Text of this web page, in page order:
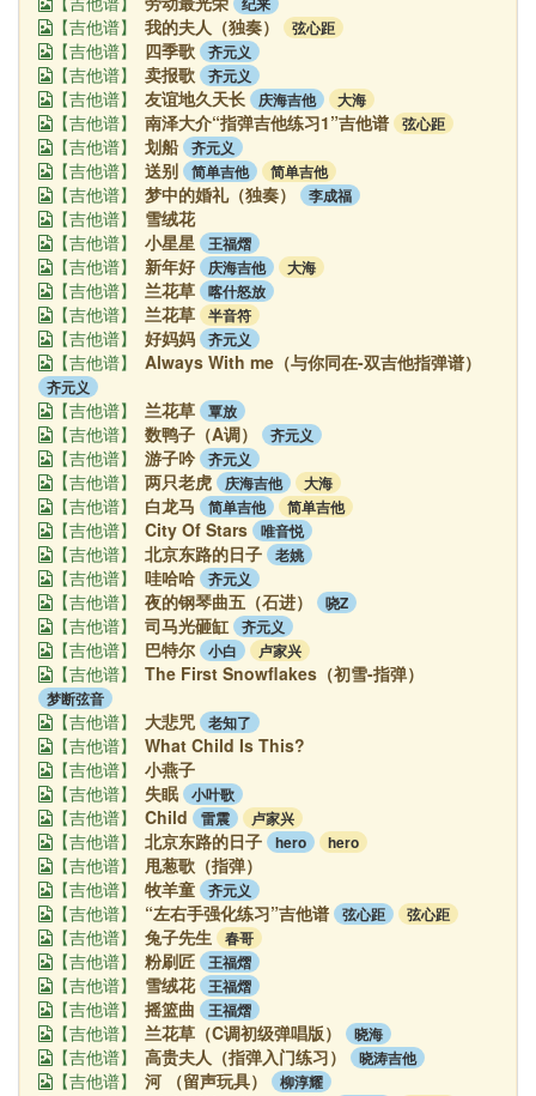
【吉他谱】
【吉他谱】 我的夫人（独奏） 弦心距
【吉他谱】 四季歌 齐元义
【吉他谱】 卖报歌 齐元义
【吉他谱】 友谊地久天长 庆海吉他 大海
【吉他谱】 南泽大介“指弹吉他练习1”吉他谱 弦心距
【吉他谱】 划船 齐元义
【吉他谱】 送别 简单吉他 简单吉他
【吉他谱】 梦中的婚礼（独奏） 李成福
【吉他谱】 雪绒花
【吉他谱】 小星星 王福熠
【吉他谱】 新年好 庆海吉他 大海
【吉他谱】 兰花草 喀什怒放
【吉他谱】 兰花草 半音符
【吉他谱】 好妈妈 齐元义
【吉他谱】 Always With me（与你同在-双吉他指弹谱）
齐元义
【吉他谱】 兰花草 覃放
【吉他谱】 数鸭子（A调） 齐元义
【吉他谱】 游子吟 齐元义
【吉他谱】 两只老虎 庆海吉他 大海
【吉他谱】 白龙马 简单吉他 简单吉他
【吉他谱】 City Of Stars 唯音悦
【吉他谱】 北京东路的日子 老姚
【吉他谱】 哇哈哈 齐元义
【吉他谱】 夜的钢琴曲五（石进） 哓Z
【吉他谱】 司马光砸缸 齐元义
【吉他谱】 巴特尔 小白 卢家兴
【吉他谱】 The First Snowflakes（初雪-指弹）
梦断弦音
【吉他谱】 大悲咒 老知了
【吉他谱】 What Child Is This?
【吉他谱】 小燕子
【吉他谱】 失眠 小叶歌
【吉他谱】 Child 雷震 卢家兴
【吉他谱】 北京东路的日子 hero hero
【吉他谱】 甩葱歌（指弹）
【吉他谱】 牧羊童 齐元义
【吉他谱】 “左右手强化练习”吉他谱 弦心距 弦心距
【吉他谱】 兔子先生 春哥
【吉他谱】 粉刷匠 王福熠
【吉他谱】 雪绒花 王福熠
【吉他谱】 摇篮曲 王福熠
【吉他谱】 兰花草（C调初级弹唱版） 晓海
【吉他谱】 高贵夫人（指弹入门练习） 晓涛吉他
【吉他谱】 河 （留声玩具） 柳淳耀